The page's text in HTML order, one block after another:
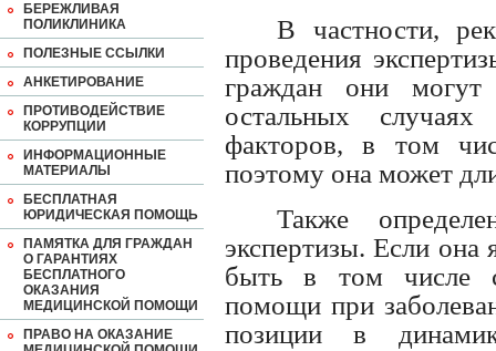
БЕРЕЖЛИВАЯ
ПОЛИКЛИНИКА
ПОЛЕЗНЫЕ ССЫЛКИ
АНКЕТИРОВАНИЕ
ПРОТИВОДЕЙСТВИЕ
КОРРУПЦИИ
ИНФОРМАЦИОННЫЕ
МАТЕРИАЛЫ
БЕСПЛАТНАЯ
ЮРИДИЧЕСКАЯ ПОМОЩЬ
ПАМЯТКА ДЛЯ ГРАЖДАН
О ГАРАНТИЯХ
БЕСПЛАТНОГО
ОКАЗАНИЯ
МЕДИЦИНСКОЙ ПОМОЩИ
ПРАВО НА ОКАЗАНИЕ
В частности,
проведения
граждан они
остальных
факторов, в том
поэтому она может
Также
экспертизы. Если она
быть в том числе
помощи при
позиции в